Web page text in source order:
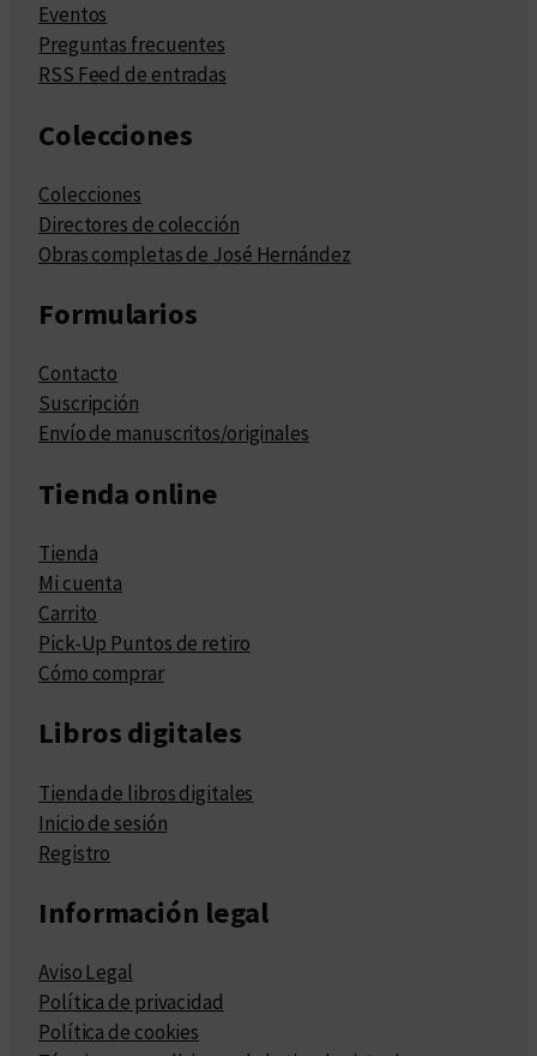
Eventos
Preguntas frecuentes
RSS Feed de entradas
Colecciones
Colecciones
Directores de colección
Obras completas de José Hernández
Formularios
Contacto
Suscripción
Envío de manuscritos/originales
Tienda online
Tienda
Mi cuenta
Carrito
Pick-Up Puntos de retiro
Cómo comprar
Libros digitales
Tienda de libros digitales
Inicio de sesión
Registro
Información legal
Aviso Legal
Política de privacidad
Política de cookies